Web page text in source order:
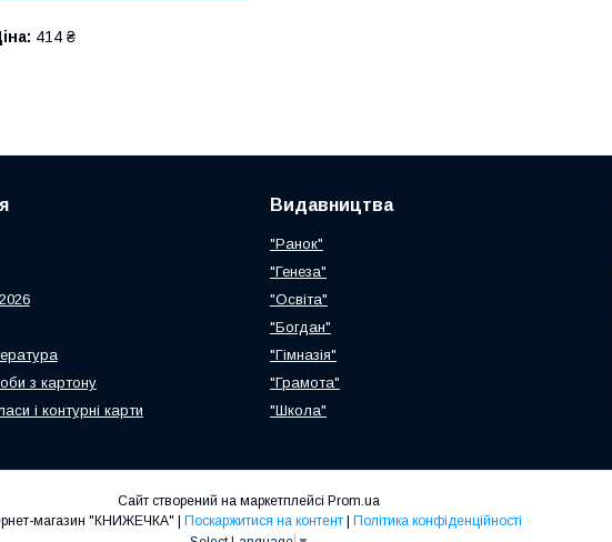
414 ₴
з картону
і контурні карти
Видавництва
"Ранок"
"Генеза"
"Освіта"
"Богдан"
"Гімназія"
"Грамота"
"Школа"
Сайт створений на маркетплейсі Prom.ua
Інтернет-магазин "КНИЖЕЧКА" | Поскаржитися на контент | Політика конфіденційності